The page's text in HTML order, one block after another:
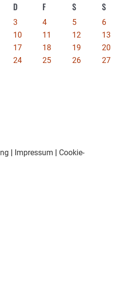
D F S S
3 4 5
6
10 11 12
13
17 18 19
20
24 25 26
27
| Impressum | Cookie-